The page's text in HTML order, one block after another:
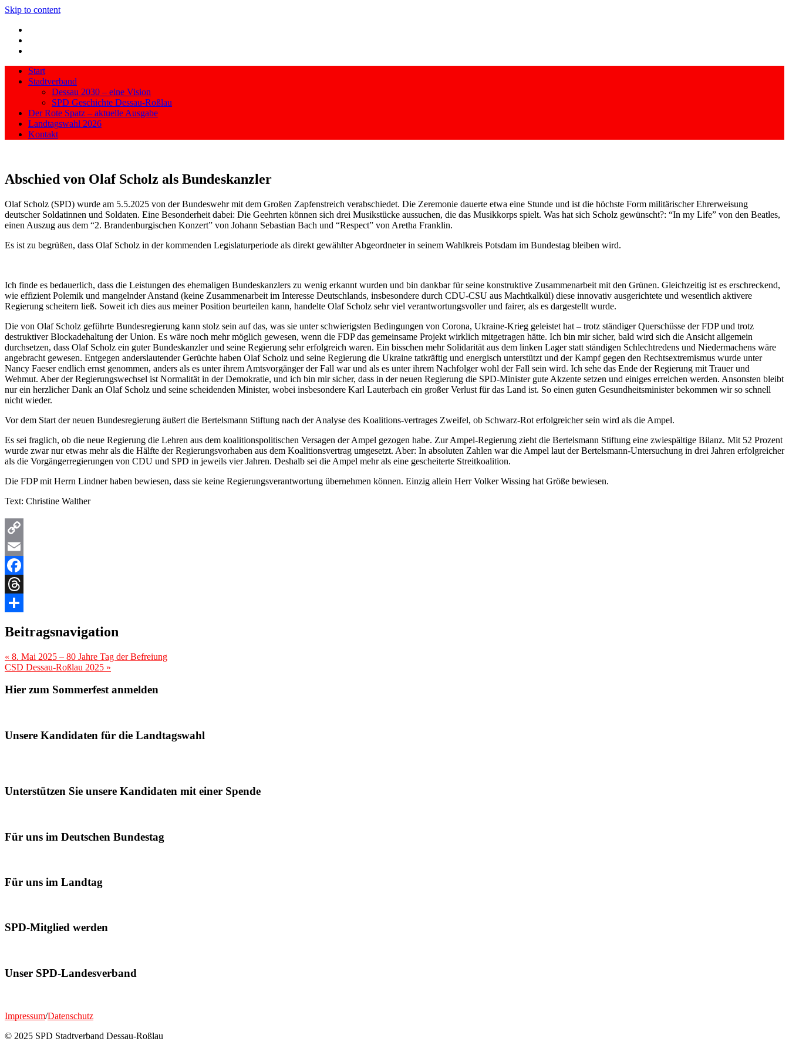
Skip to content
Start
Stadtverband
Dessau 2030 – eine Vision
SPD Geschichte Dessau-Roßlau
Der Rote Spatz – aktuelle Ausgabe
Landtagswahl 2026
Kontakt
Abschied von Olaf Scholz als Bundeskanzler
Olaf Scholz (SPD) wurde am 5.5.2025 von der Bundeswehr mit dem Großen Zapfenstreich verabschiedet. Die Zeremonie dauerte etwa eine Stunde und ist die höchste Form militärischer Ehrerweisung
deutscher Soldatinnen und Soldaten. Eine Besonderheit dabei: Die Geehrten können sich drei Musikstücke aussuchen, die das Musikkorps spielt. Was hat sich Scholz gewünscht?: “In my Life” von den Beatles,
einen Auszug aus dem “2. Brandenburgischen Konzert” von Johann Sebastian Bach und “Respect” von Aretha Franklin.
Es ist zu begrüßen, dass Olaf Scholz in der kommenden Legislaturperiode als direkt gewählter Abgeordneter in seinem Wahlkreis Potsdam im Bundestag bleiben wird.
Ich finde es bedauerlich, dass die Leistungen des ehemaligen Bundeskanzlers zu wenig erkannt wurden und bin dankbar für seine konstruktive Zusammenarbeit mit den Grünen. Gleichzeitig ist es erschreckend,
wie effizient Polemik und mangelnder Anstand (keine Zusammenarbeit im Interesse Deutschlands, insbesondere durch CDU-CSU aus Machtkalkül) diese innovativ ausgerichtete und wesentlich aktivere
Regierung scheitern ließ. Soweit ich dies aus meiner Position beurteilen kann, handelte Olaf Scholz sehr viel verantwortungsvoller und fairer, als es dargestellt wurde.
Die von Olaf Scholz geführte Bundesregierung kann stolz sein auf das, was sie unter schwierigsten Bedingungen von Corona, Ukraine-Krieg geleistet hat – trotz ständiger Querschüsse der FDP und trotz
destruktiver Blockadehaltung der Union. Es wäre noch mehr möglich gewesen, wenn die FDP das gemeinsame Projekt wirklich mitgetragen hätte. Ich bin mir sicher, bald wird sich die Ansicht allgemein
durchsetzen, dass Olaf Scholz ein guter Bundeskanzler und seine Regierung sehr erfolgreich waren. Ein bisschen mehr Solidarität aus dem linken Lager statt ständigen Schlechtredens und Niedermachens wäre
angebracht gewesen. Entgegen anderslautender Gerüchte haben Olaf Scholz und seine Regierung die Ukraine tatkräftig und energisch unterstützt und der Kampf gegen den Rechtsextremismus wurde unter
Nancy Faeser endlich ernst genommen, anders als es unter ihrem Amtsvorgänger der Fall war und als es unter ihrem Nachfolger wohl der Fall sein wird. Ich sehe das Ende der Regierung mit Trauer und
Wehmut. Aber der Regierungswechsel ist Normalität in der Demokratie, und ich bin mir sicher, dass in der neuen Regierung die SPD-Minister gute Akzente setzen und einiges erreichen werden. Ansonsten bleibt
nur ein herzlicher Dank an Olaf Scholz und seine scheidenden Minister, wobei insbesondere Karl Lauterbach ein großer Verlust für das Land ist. So einen guten Gesundheitsminister bekommen wir so schnell
nicht wieder.
Vor dem Start der neuen Bundesregierung äußert die Bertelsmann Stiftung nach der Analyse des Koalitions-vertrages Zweifel, ob Schwarz-Rot erfolgreicher sein wird als die Ampel.
Es sei fraglich, ob die neue Regierung die Lehren aus dem koalitionspolitischen Versagen der Ampel gezogen habe. Zur Ampel-Regierung zieht die Bertelsmann Stiftung eine zwiespältige Bilanz. Mit 52 Prozent
wurde zwar nur etwas mehr als die Hälfte der Regierungsvorhaben aus dem Koalitionsvertrag umgesetzt. Aber: In absoluten Zahlen war die Ampel laut der Bertelsmann-Untersuchung in drei Jahren erfolgreicher
als die Vorgängerregierungen von CDU und SPD in jeweils vier Jahren. Deshalb sei die Ampel mehr als eine gescheiterte Streitkoalition.
Die FDP mit Herrn Lindner haben bewiesen, dass sie keine Regierungsverantwortung übernehmen können. Einzig allein Herr Volker Wissing hat Größe bewiesen.
Text: Christine Walther
Copy
Link
Email
Facebook
Threads
Beitragsnavigation
« 8. Mai 2025 – 80 Jahre Tag der Befreiung
CSD Dessau-Roßlau 2025 »
Hier zum Sommerfest anmelden
Unsere Kandidaten für die Landtagswahl
Unterstützen Sie unsere Kandidaten mit einer Spende
Für uns im Deutschen Bundestag
Für uns im Landtag
SPD-Mitglied werden
Unser SPD-Landesverband
Impressum/Datenschutz
© 2025 SPD Stadtverband Dessau-Roßlau